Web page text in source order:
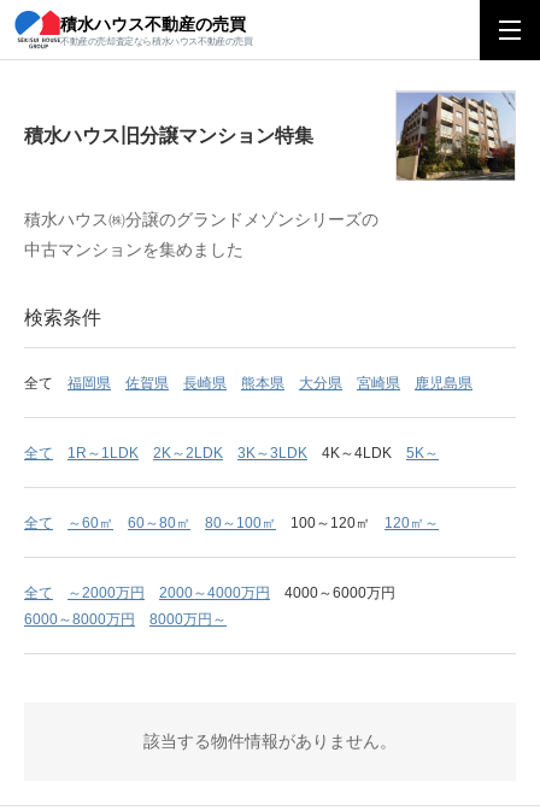
積水ハウス不動産の売買
不動産の売却査定なら積水ハウス不動産の売買
積水ハウス旧分譲マンション特集
積水ハウス旧分譲マンション特集
積水ハウス㈱分譲のグランドメゾンシリーズの
中古マンションを集めました
検索条件
全て 福岡県 佐賀県 長崎県 熊本県 大分県 宮崎県 鹿児島県
全て 1R～1LDK 2K～2LDK 3K～3LDK 4K～4LDK 5K～
全て ～60㎡ 60～80㎡ 80～100㎡ 100～120㎡ 120㎡～
全て ～2000万円 2000～4000万円
4000～6000万円
6000～8000万円
8000万円～
該当する物件情報がありません。